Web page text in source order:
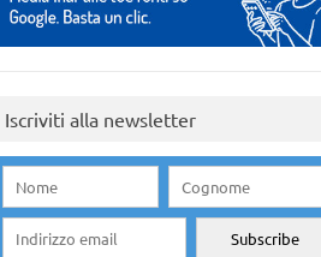
Iscriviti alla newsletter